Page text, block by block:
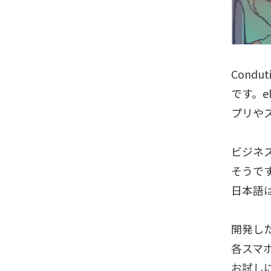
です。
プリや
ビジネ
そうで
日本語
開発し
各スマ
お試し